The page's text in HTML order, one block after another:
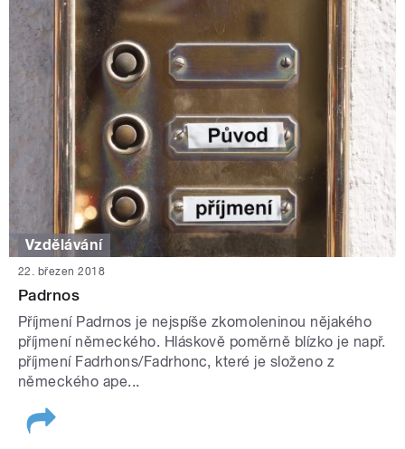
Vzdělávání
22. březen 2018
Padrnos
Příjmení Padrnos je nejspíše zkomoleninou nějakého
příjmení německého. Hláskově poměrně blízko je např.
příjmení Fadrhons/Fadrhonc, které je složeno z
německého ape...